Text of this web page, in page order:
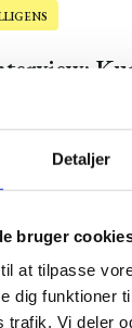
Detaljer
bruger
at tilpasse
dig funktioner
trafik. Vi deler
bliver
taste
| 4 min. læsning